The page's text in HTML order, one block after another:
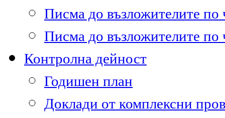
Писма до възложителите по
Писма до възложителите по
Контролна дейност
Годишен план
Доклади от комплексни